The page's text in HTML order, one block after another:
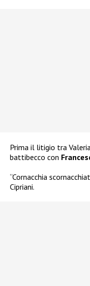
Prima il litigio tra
battibecco con
“Cornacchia
Cipriani.